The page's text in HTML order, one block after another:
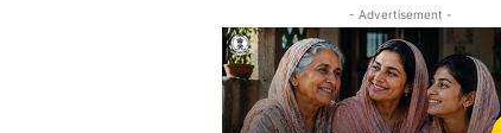
- Advertisement -